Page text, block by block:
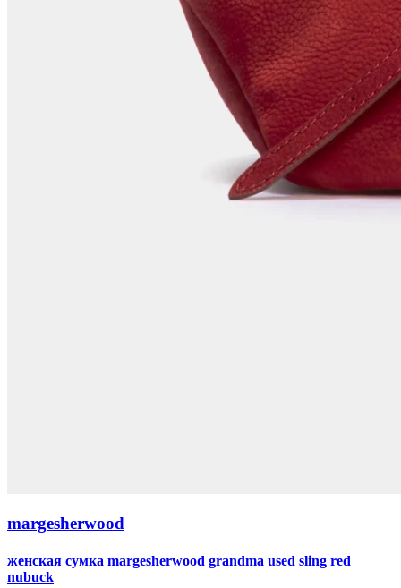
margesherwood
женская сумка margesherwood grandma used sling red
nubuck